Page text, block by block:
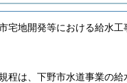
宅地開発等における給水工
程は、下野市水道事業の